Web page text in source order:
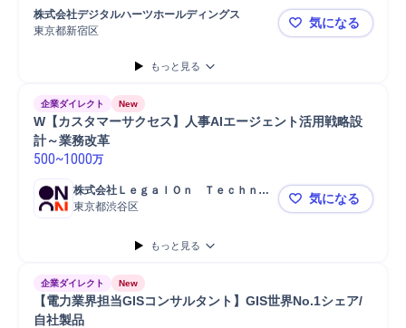
プロジェクト
ネットワーク
事業計画
M&Aコンサルティング
監査 Microsoft Word
株式会社デジタルハーツホールディングス
東京都新宿区
【事業開発
気になる
もっと見る
企業ダイレクト New
W【カスタマーサクセス】人事AIエージェント活用戦略設
計～業務改革
500~1000万
株式会社ＬｅｇａｌＯｎ　Ｔｅｃｈｎｏ
ｌｏｇｉｅｓ
東京都渋谷区 W【カスタ
気になる
もっと見る
企業ダイレクト New
【電力業界担当GISコンサルタント】GIS世界No.1シェア/
自社製品